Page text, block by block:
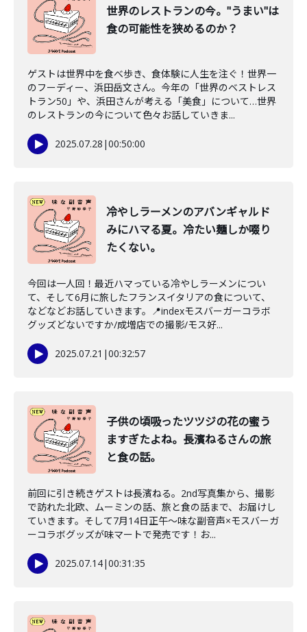
世界のレストランの今。"うまい"は
食の可能性を狭めるのか？
ゲストは世界中を食べ歩き、食体験に人生を注ぐ！世界一
のフーディー、浜田岳文さん。今年の「世界のベストレス
トラン50」や、浜田さんが考える「美食」について…世界
のレストランの今について色々お話していきま...
2025.07.28 |00:50:00
冷やしラーメンのアバンギャルド
みにハマる夏。冷たい麺しか啜り
たくない。
今回は一人回！最近ハマっている冷やしラーメンについ
て、そして6月に旅したフランスイタリアの食について、
などなどお話していきます。📍indexモスバーガーコラボ
グッズどないですか/成増店での撮影/モス好...
2025.07.21 |00:32:57
子供の頃吸ったツツジの花の蜜う
ますぎたよね。長濱ねるさんの旅
と食の話。
前回に引き続きゲストは長濱ねる。2nd写真集から、撮影
で訪れた北欧、ムーミンの話、旅と食の話まで、お届けし
ていきます。そして7月14日正午～味な副音声×モスバーガ
ーコラボグッズが味マートで発売です！お...
2025.07.14|00:31:35